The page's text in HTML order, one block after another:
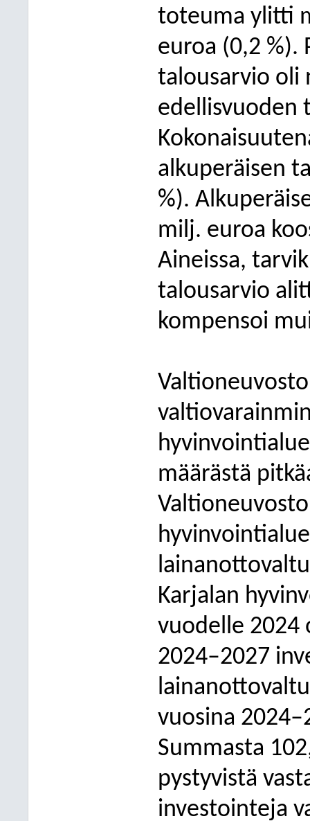
toteuma ylitti
euroa (0,2 %).
talousarvio oli
edellisvuoden
alkuperäisen
%).
milj. euroa
Aineissa,
talousarvio
kompensoi
määrästä
Karjalan
vuodelle 2024
2024–2027
vuosina
Summasta
pystyvistä
investointeja